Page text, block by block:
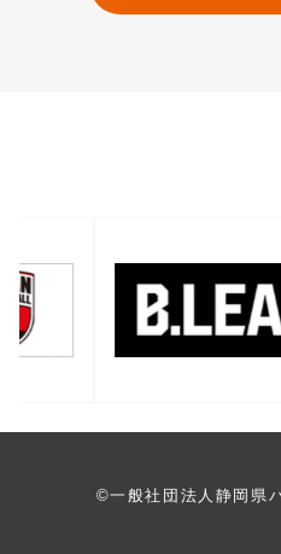
©一般社団法人静岡県